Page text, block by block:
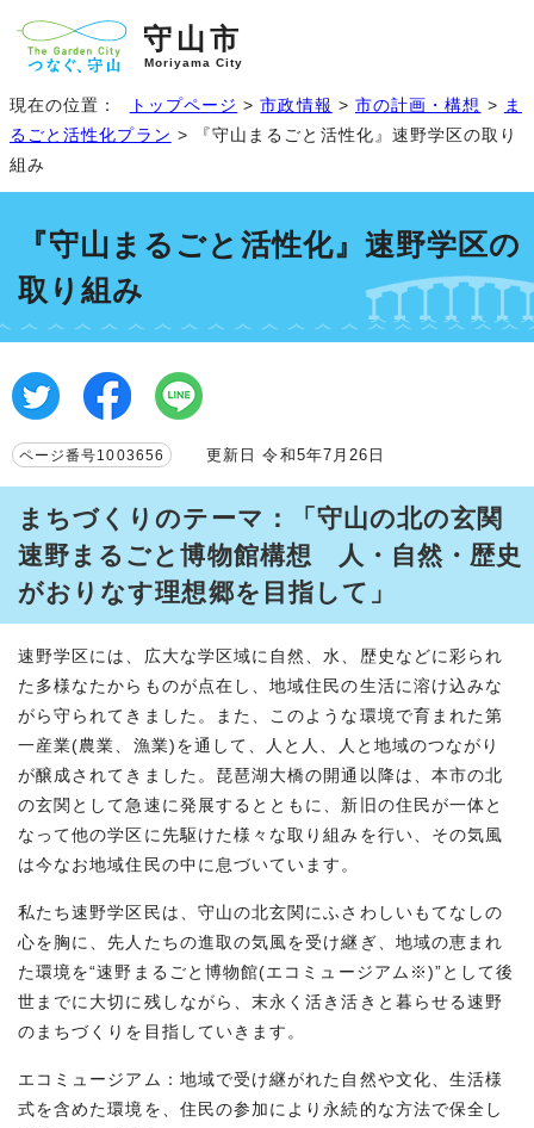
守山市
Moriyama City
現在の位置： トップページ >市政情報 > 市の計画・構想 > ま
るごと活性化プラン > 『守山まるごと活性化』速野学区の取り
組み
『守山まるごと活性化』速野学区の
取り組み
ページ番号1003656 更新日 令和5年7月26日
まちづくりのテーマ：「守山の北の玄関
速野まるごと博物館構想 人・自然・歴史
がおりなす理想郷を目指して」
速野学区には、広大な学区域に自然、水、歴史などに彩られ
た多様なたからものが点在し、地域住民の生活に溶け込みな
がら守られてきました。また、このような環境で育まれた第
一産業(農業、漁業)を通して、人と人、人と地域のつながり
が醸成されてきました。琵琶湖大橋の開通以降は、本市の北
の玄関として急速に発展するとともに、新旧の住民が一体と
なって他の学区に先駆けた様々な取り組みを行い、その気風
は今なお地域住民の中に息づいています。
私たち速野学区民は、守山の北玄関にふさわしいもてなしの
心を胸に、先人たちの進取の気風を受け継ぎ、地域の恵まれ
た環境を“速野まるごと博物館(エコミュージアム※)”として後
世までに大切に残しながら、末永く活き活きと暮らせる速野
のまちづくりを目指していきます。
エコミュージアム：地域で受け継がれた自然や文化、生活様
式を含めた環境を、住民の参加により永続的な方法で保全し